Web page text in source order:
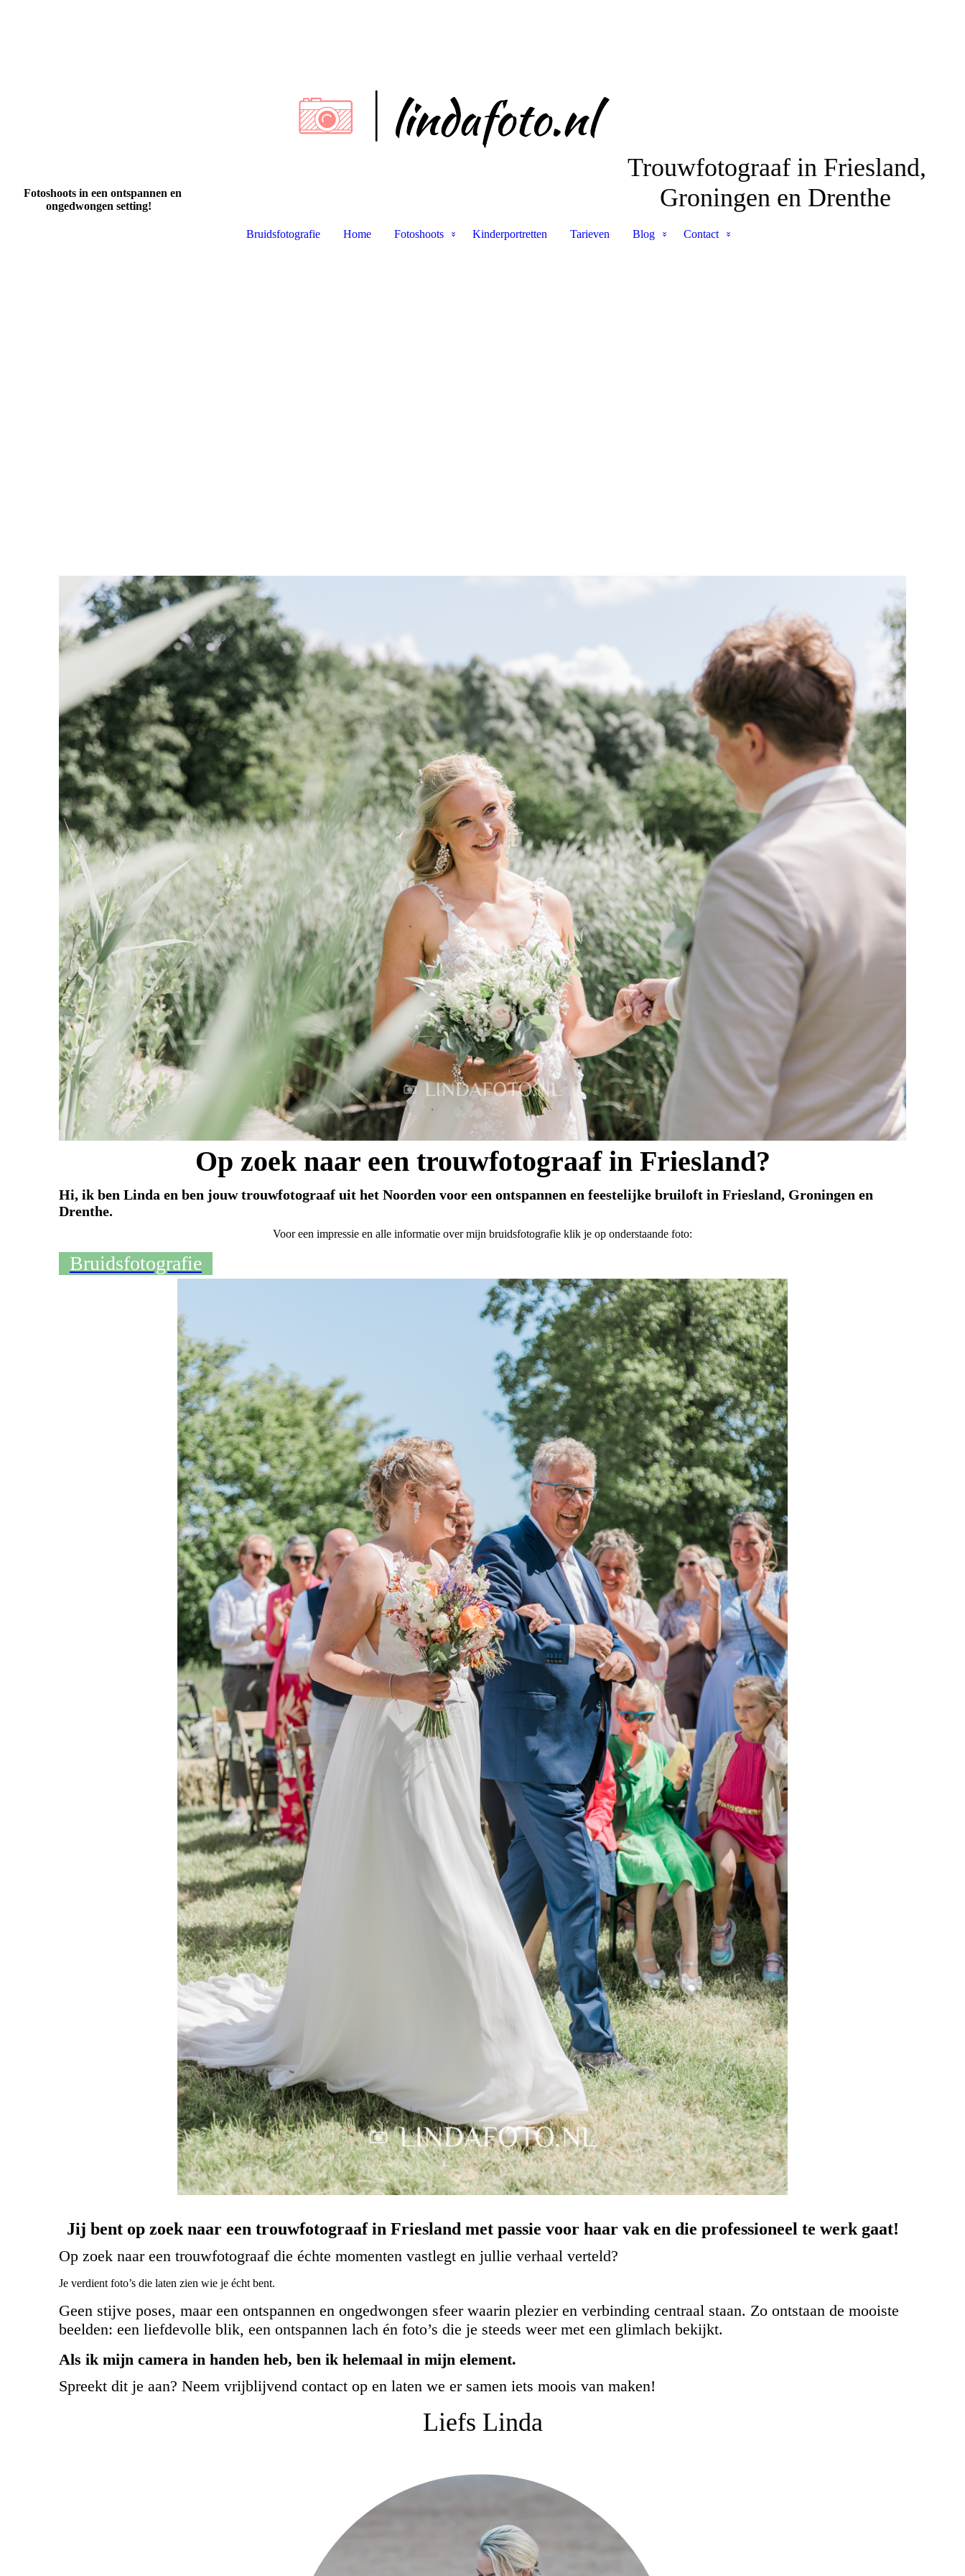
Fotoshoots in een ontspannen en
ongedwongen setting!
Trouwfotograaf in Friesland,
Groningen en Drenthe
Bruidsfotografie Home Fotoshoots Kinderportretten Tarieven Blog Contact
Op zoek naar een trouwfotograaf in Friesland?
Hi, ik ben Linda en ben jouw trouwfotograaf uit het Noorden voor een ontspannen en feestelijke bruiloft in Friesland, Groningen en
Drenthe.
Voor een impressie en alle informatie over mijn bruidsfotografie klik je op onderstaande foto:
Bruidsfotografie
Jij bent op zoek naar een trouwfotograaf in Friesland met passie voor haar vak en die professioneel te werk gaat!
Op zoek naar een trouwfotograaf die échte momenten vastlegt en jullie verhaal verteld?
Je verdient foto’s die laten zien wie je écht bent.
Geen stijve poses, maar een ontspannen en ongedwongen sfeer waarin plezier en verbinding centraal staan. Zo ontstaan de mooiste
beelden: een liefdevolle blik, een ontspannen lach én foto’s die je steeds weer met een glimlach bekijkt.
Als ik mijn camera in handen heb, ben ik helemaal in mijn element.
Spreekt dit je aan? Neem vrijblijvend contact op en laten we er samen iets moois van maken!
Liefs Linda